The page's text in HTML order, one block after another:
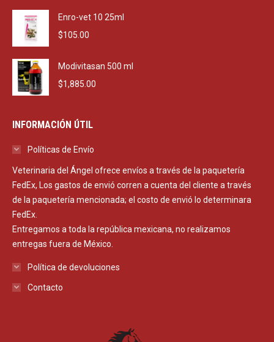
Enro-vet 10 25ml
$105.00
Modivitasan 500 ml
$1,885.00
INFORMACIÓN ÚTIL
Políticas de Envío
Veterinaria del Ángel ofrece envíos a través de la paquetería
FedEx, Los gastos de envió corren a cuenta del cliente a través
de la paquetería mencionada; el costo de envió lo determinara
FedEx.
Entregamos a toda la república mexicana, no realizamos
entregas fuera de México.
Política de devoluciones
Contacto